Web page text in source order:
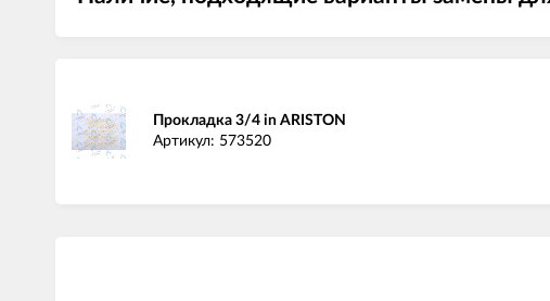
Прокладка 3/4 in ARISTON
Артикул: 573520